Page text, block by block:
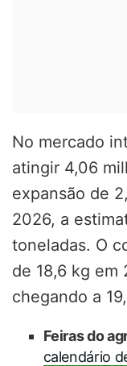
No mercado
atingir 4,06
expansão de
2026, a
toneladas. O
de 18,6 kg em
chegando a
Feiras do
calendário